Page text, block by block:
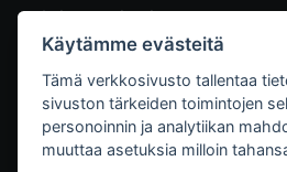
Asiakaspalvelu
Yhteystiedot
Palaute
Mediakortti
Käytämme evästeitä
Tämä verkkosivusto tallentaa
sivuston tärkeiden toimintojen
personoinnin ja analytiikan
muuttaa asetuksia milloin